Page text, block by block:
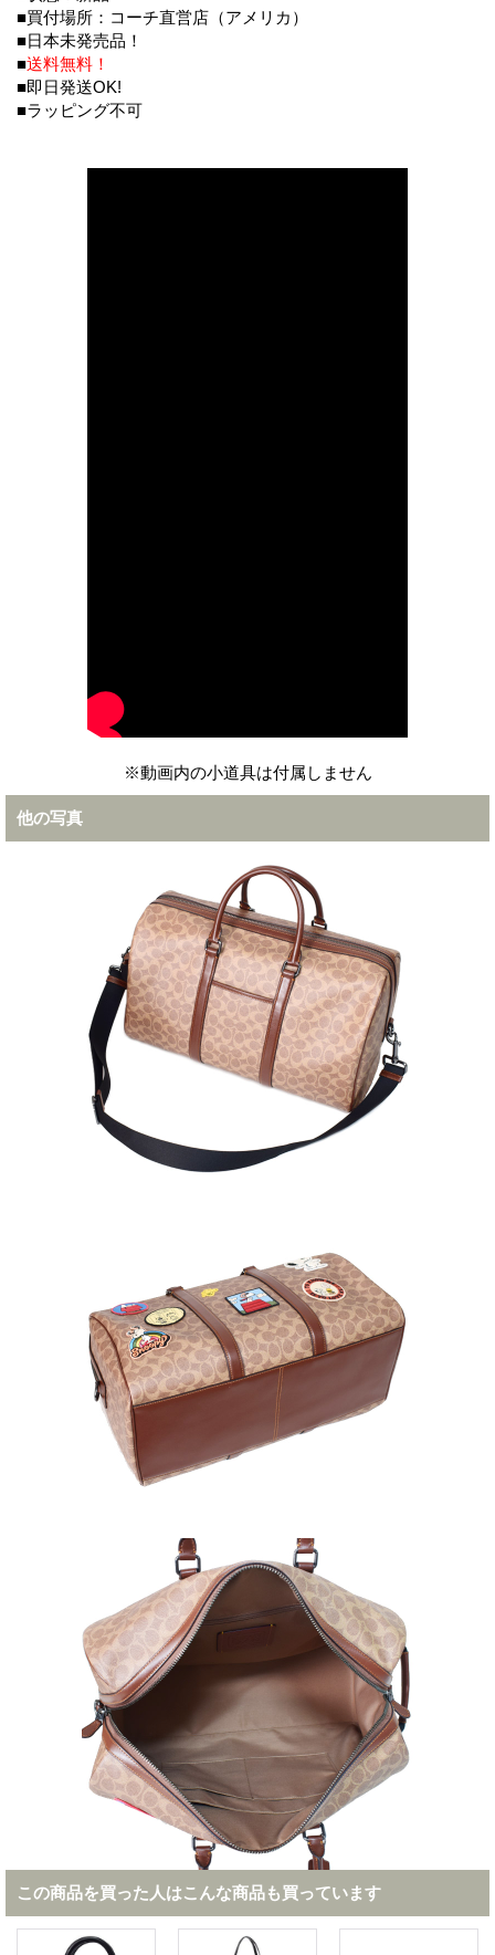
■買付場所：コーチ直営店（アメリカ）
■日本未発売品！
■送料無料！
■即日発送OK!
■ラッピング不可
※動画内の小道具は付属しません
他の写真
この商品を買った人はこんな商品も買っています